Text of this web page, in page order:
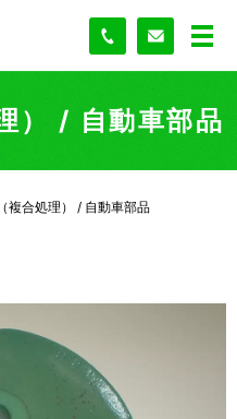
） / 自動車部品
複合処理） / 自動車部品